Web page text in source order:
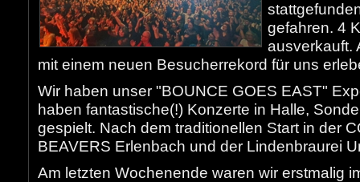
gefahren. 4
ausverkauft.
mit einem neuen Besucherrekord für uns
Wir haben unser "BOUNCE GOES EAST"
haben fantastische(!) Konzerte in Halle,
gespielt. Nach dem traditionellen Start in der
BEAVERS Erlenbach und der Lindenbraurei
Am letzten Wochenende waren wir erstmalig